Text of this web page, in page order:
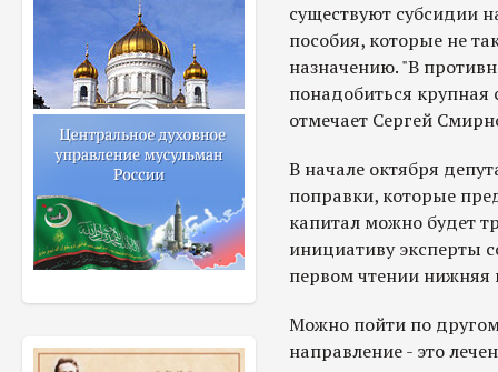
существуют субсидии
пособия, которые не
назначению. "В
понадобиться крупная
отмечает Сергей
В начале октября
поправки, которые
капитал можно будет
инициативу эксперты
первом чтении нижняя
Можно пойти по
направление - это